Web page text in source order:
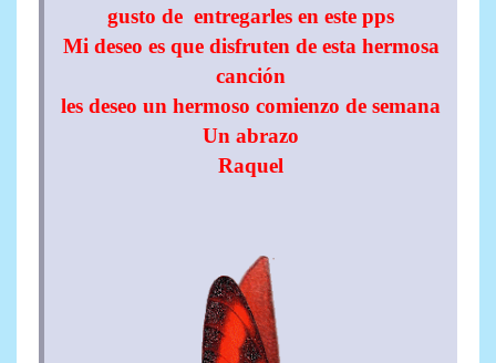
gusto de entregarles en este pps
Mi deseo es que disfruten de esta hermosa
canción
les deseo un hermoso comienzo de semana
Un abrazo
Raquel